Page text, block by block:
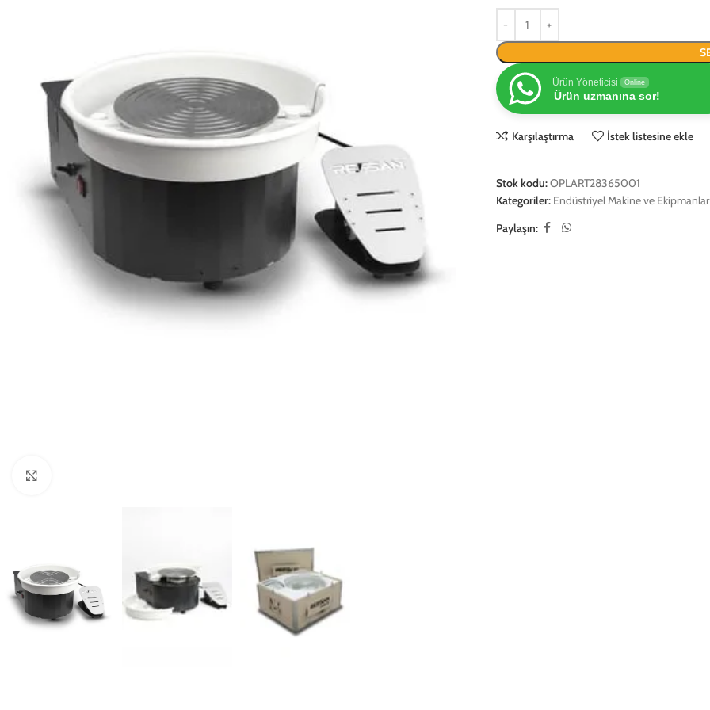
Ürün Yöneticisi Online
Ürün uzmanına sor!
Karşılaştırma İstek listesine ekle
Stok kodu:OPLART28365001
Kategoriler: Endüstriyel Makine ve Ekipmanlar
Paylaşın: